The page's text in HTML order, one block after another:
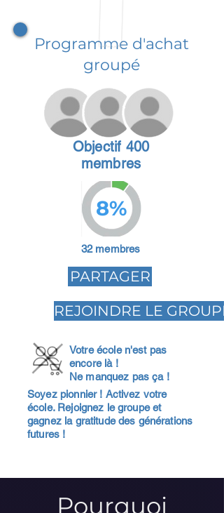
Programme d'achat
groupé
Objectif 400
membres
8%
32 membres
PARTAGER
REJOINDRE LE GROUPE
Votre école n'est pas
encore là !
Ne manquez pas ça !
Soyez pionnier ! Activez votre
école. Rejoignez le groupe et
gagnez la gratitude des générations
futures !
Pourquoi